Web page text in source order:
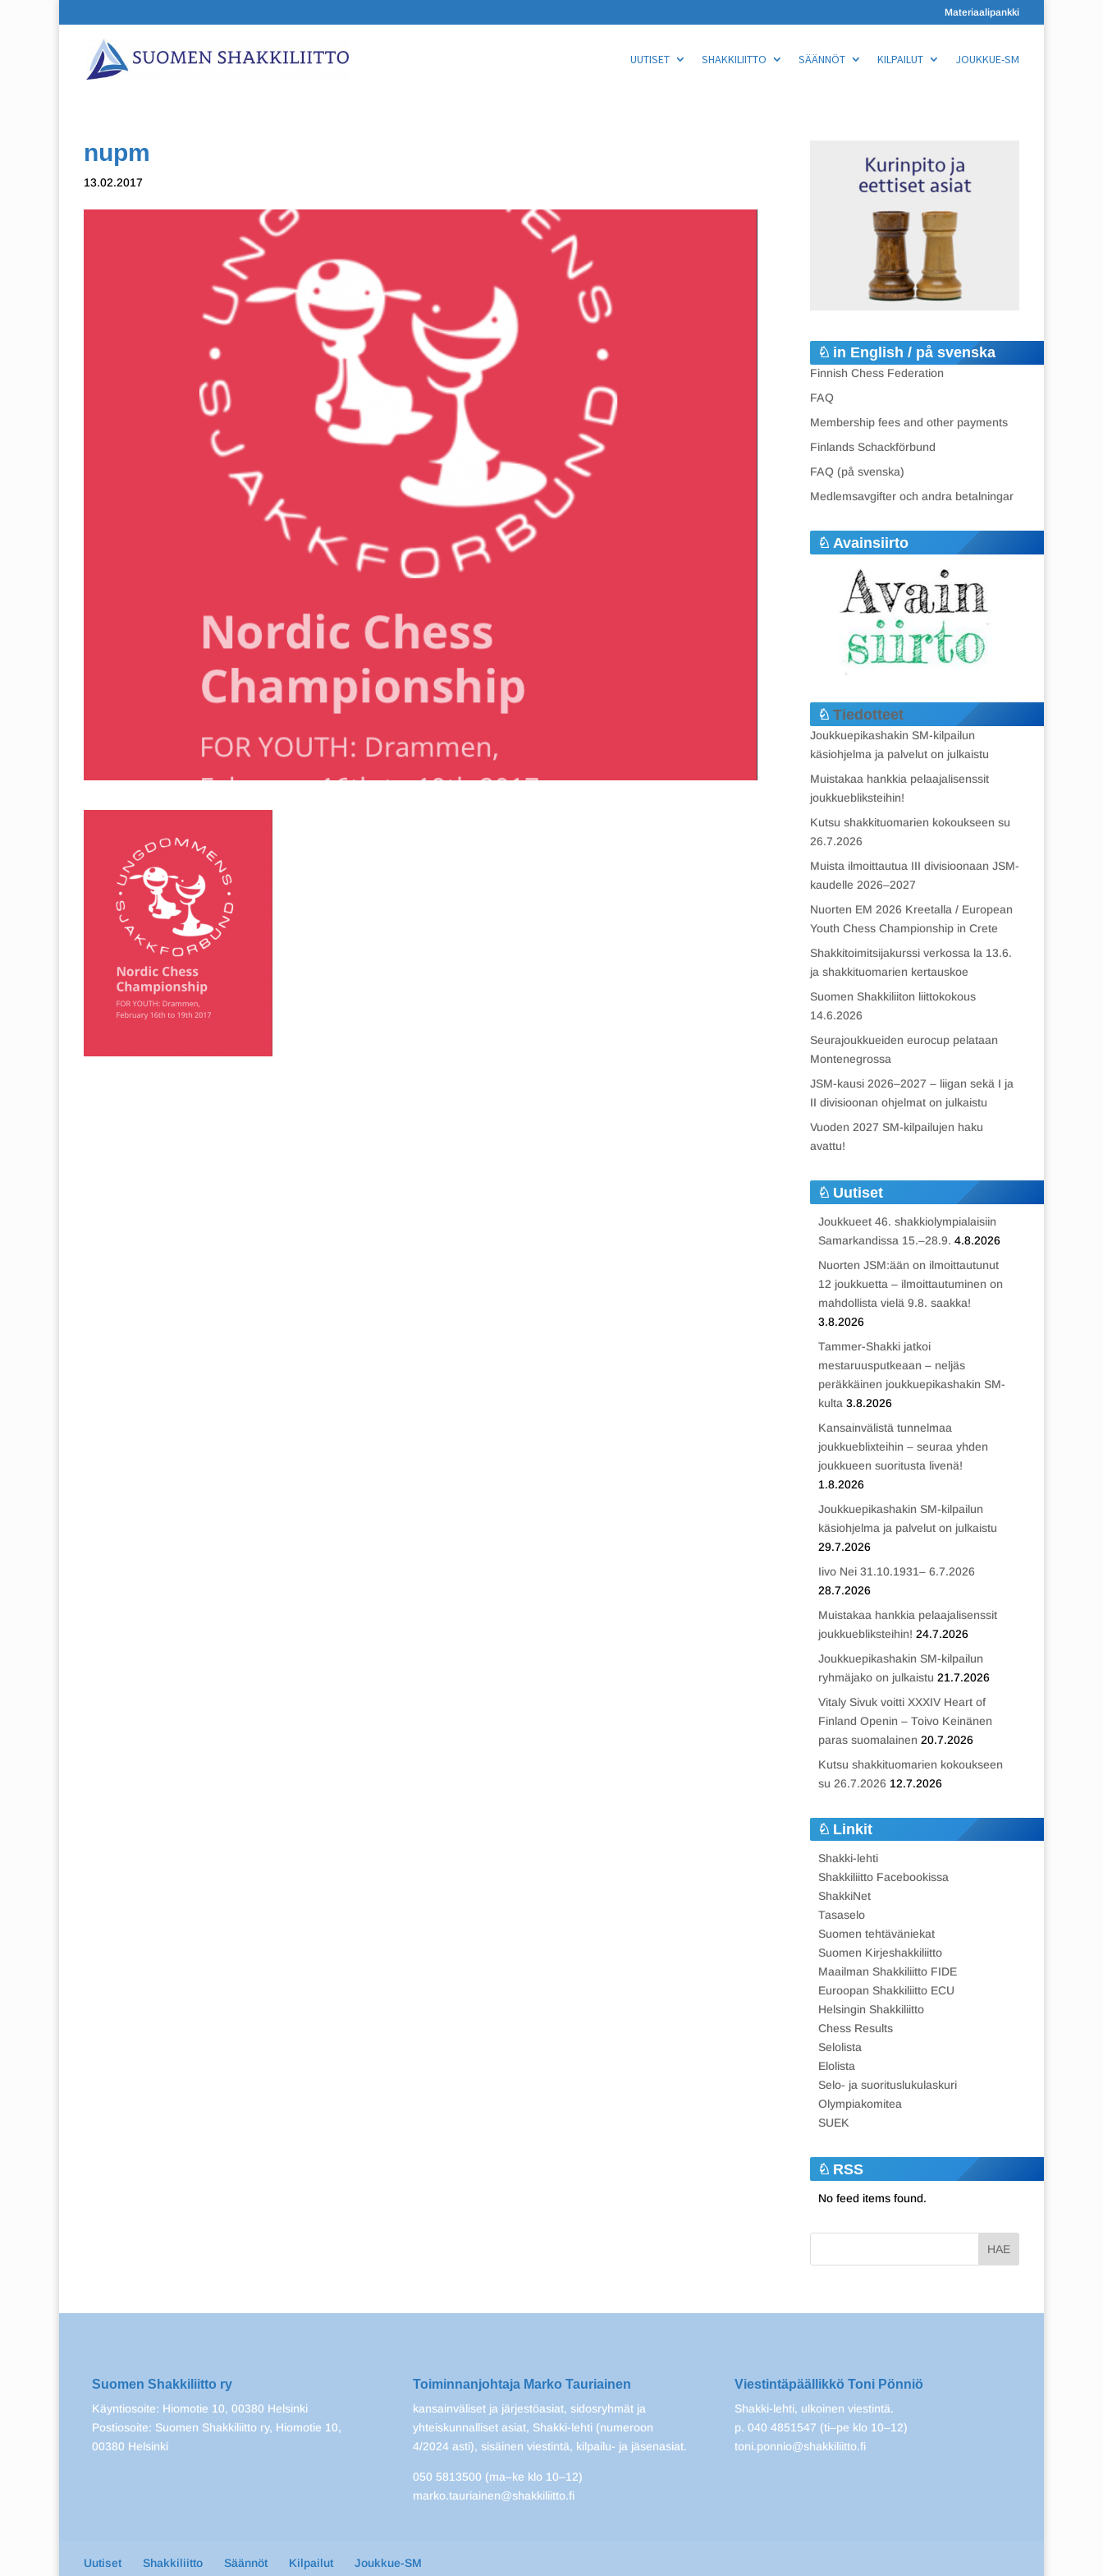
Materiaalipankki
UUTISET SHAKKILIITTO SÄÄNNÖT KILPAILUT JOUKKUE-SM
nupm
13.02.2017
in English / på svenska
Finnish Chess Federation
FAQ
Membership fees and other payments
Finlands Schackförbund
FAQ (på svenska)
Medlemsavgifter och andra betalningar
Avainsiirto
Tiedotteet
Joukkuepikashakin SM-kilpailun
käsiohjelma ja palvelut on julkaistu
Muistakaa hankkia pelaajalisenssit
joukkuebliksteihin!
Kutsu shakkituomarien kokoukseen su
26.7.2026
Muista ilmoittautua III divisioonaan JSM-
kaudelle 2026–2027
Nuorten EM 2026 Kreetalla / European
Youth Chess Championship in Crete
Shakkitoimitsijakurssi verkossa la 13.6.
ja shakkituomarien kertauskoe
Suomen Shakkiliiton liittokokous
14.6.2026
Seurajoukkueiden eurocup pelataan
Montenegrossa
JSM-kausi 2026–2027 – liigan sekä I ja
II divisioonan ohjelmat on julkaistu
Vuoden 2027 SM-kilpailujen haku
avattu!
Uutiset
Joukkueet 46. shakkiolympialaisiin
Samarkandissa 15.–28.9. 4.8.2026
Nuorten JSM:ään on ilmoittautunut
12 joukkuetta – ilmoittautuminen on
mahdollista vielä 9.8. saakka!
3.8.2026
Tammer-Shakki jatkoi
mestaruusputkeaan – neljäs
peräkkäinen joukkuepikashakin SM-
kulta 3.8.2026
Kansainvälistä tunnelmaa
joukkueblixteihin – seuraa yhden
joukkueen suoritusta livenä!
1.8.2026
Joukkuepikashakin SM-kilpailun
käsiohjelma ja palvelut on julkaistu
29.7.2026
Iivo Nei 31.10.1931– 6.7.2026
28.7.2026
Muistakaa hankkia pelaajalisenssit
joukkuebliksteihin! 24.7.2026
Joukkuepikashakin SM-kilpailun
ryhmäjako on julkaistu 21.7.2026
Vitaly Sivuk voitti XXXIV Heart of
Finland Openin – Toivo Keinänen
paras suomalainen 20.7.2026
Kutsu shakkituomarien kokoukseen
su 26.7.2026 12.7.2026
Linkit
Shakki-lehti
Shakkiliitto Facebookissa
ShakkiNet
Tasaselo
Suomen tehtäväniekat
Suomen Kirjeshakkiliitto
Maailman Shakkiliitto FIDE
Euroopan Shakkiliitto ECU
Helsingin Shakkiliitto
Chess Results
Selolista
Elolista
Selo- ja suorituslukulaskuri
Olympiakomitea
SUEK
RSS
No feed items found.
Suomen Shakkiliitto ry
Käyntiosoite: Hiomotie 10, 00380 Helsinki
Postiosoite: Suomen Shakkiliitto ry, Hiomotie 10,
00380 Helsinki
Toiminnanjohtaja Marko Tauriainen
kansainväliset ja järjestöasiat, sidosryhmät ja
yhteiskunnalliset asiat, Shakki-lehti (numeroon
4/2024 asti), sisäinen viestintä, kilpailu- ja jäsenasiat.
050 5813500 (ma–ke klo 10–12)
marko.tauriainen@shakkiliitto.fi
Viestintäpäällikkö Toni Pönniö
Shakki-lehti, ulkoinen viestintä.
p. 040 4851547 (ti–pe klo 10–12)
toni.ponnio@shakkiliitto.fi
Uutiset Shakkiliitto Säännöt Kilpailut Joukkue-SM